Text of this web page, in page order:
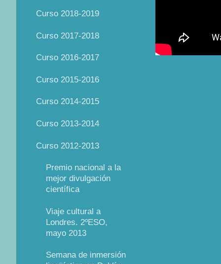
Curso 2018-2019
Curso 2017-2018
Curso 2016-2017
Curso 2015-2016
Curso 2014-2015
Curso 2013-2014
Curso 2012-2013
Premio nacional a la
mejor divulgación
científica
Viaje cultural a
Londres. 2ºESO,
mayo 2013
Semana de inmersión